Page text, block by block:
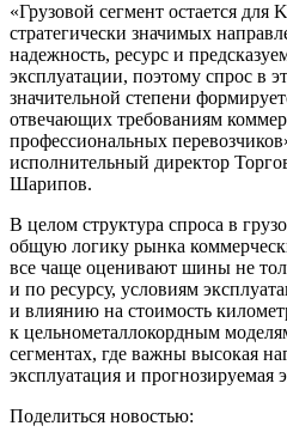
«Грузовой сегмент остается
стратегически значимых
надежность, ресурс и
эксплуатации, поэтому спрос в
значительной степени
отвечающих требованиям
профессиональных
исполнительный директор
Шарипов.
В целом структура спроса в
общую логику рынка
все чаще оценивают шины не
и по ресурсу, условиям
и влиянию на стоимость
к цельнометаллокордным
сегментах, где важны высокая
эксплуатация и
Поделиться новостью: